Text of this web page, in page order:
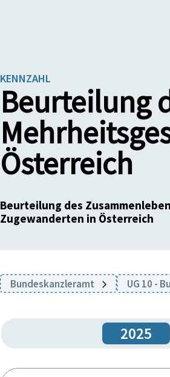
KENNZAHL
Beurteilung
Österreich
Beurteilung des
Zugewanderten in Österreich
Bundeskanzleramt UG 10 -
2025